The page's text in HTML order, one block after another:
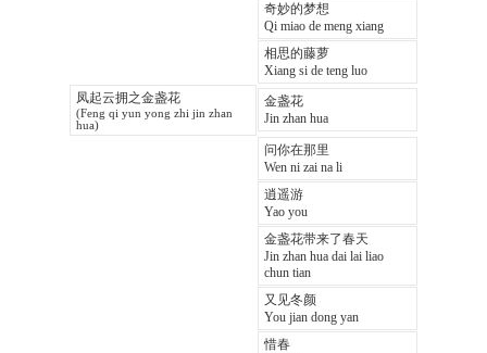
奇妙的梦想
Qi miao de meng xiang
相思的藤萝
Xiang si de teng luo
凤起云拥之金盏花
(Feng qi yun yong zhi jin zhan
hua)
金盏花
Jin zhan hua
问你在那里
Wen ni zai na li
逍遥游
Yao you
金盏花带来了春天
Jin zhan hua dai lai liao
chun tian
又见冬颜
You jian dong yan
惜春